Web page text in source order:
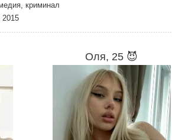
криминал
Оля, 25 😈